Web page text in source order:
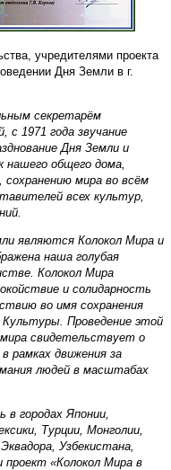
учредителями проекта
Дня Земли в г.
секретарём
с 1971 года звучание
Дня Земли и
нашего общего дома,
мира во всём
всех культур,
являются Колокол Мира и
наша голубая
Колокол Мира
и солидарность
во имя сохранения
Культуры. Проведение этой
мира свидетельствует о
рамках движения за
людей в масштабах
городах Японии,
Турции, Монголии,
Узбекистана,
«Колокол Мира в